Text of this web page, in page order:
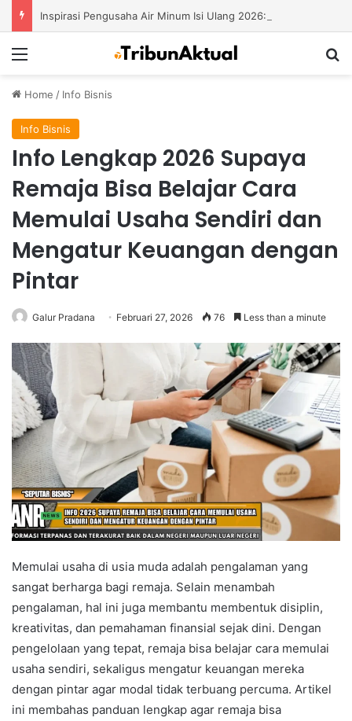
Home / Info Bisnis
Info Bisnis
Info Lengkap 2026 Supaya
Remaja Bisa Belajar Cara
Memulai Usaha Sendiri dan
Mengatur Keuangan dengan
Pintar
Galur Pradana Februari 27, 2026 76 Less than a minute
Memulai usaha di usia muda adalah pengalaman yang
sangat berharga bagi remaja. Selain menambah
pengalaman, hal ini juga membantu membentuk disiplin,
kreativitas, dan pemahaman finansial sejak dini. Dengan
pengelolaan yang tepat, remaja bisa belajar cara memulai
usaha sendiri, sekaligus mengatur keuangan mereka
dengan pintar agar modal tidak terbuang percuma. Artikel
ini membahas panduan lengkap agar remaja bisa